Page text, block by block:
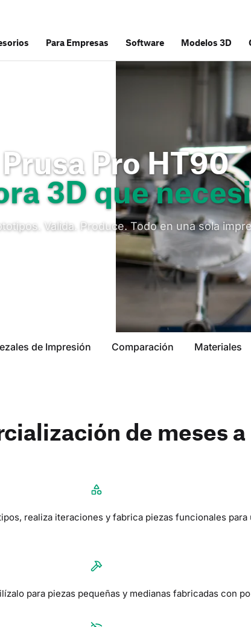
Para Empresas Software Modelos 3D
Prusa Pro HT90
3D que
Valida. Produce. Todo en una sola
de Impresión Comparación Materiales
de meses a
realiza iteraciones y fabrica piezas funcionales
para piezas pequeñas y medianas fabricadas con